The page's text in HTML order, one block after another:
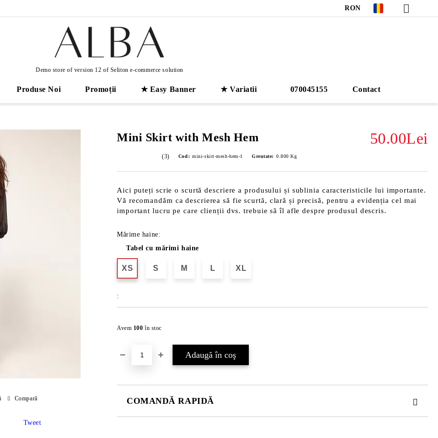
RON
Demo store of version 12 of Seliton e-commerce solution
Produse Noi Promoții ★ Easy Banner ★ Variatii 070045155 Contact
Mini Skirt with Mesh Hem 50.00Lei
(3) Cod: mini-skirt-mesh-hem-1 Greutate: 0.800 Kg
Aici puteți scrie o scurtă descriere a produsului și sublinia caracteristicile lui importante.
Vă recomandăm ca descrierea să fie scurtă, clară și precisă, pentru a evidenția cel mai
important lucru pe care clienții dvs. trebuie să îl afle despre produsul descris.
Mărime haine:
Tabel cu mărimi haine
XS S M L XL
:
Avem 100în stoc
COMANDĂ RAPIDĂ
Compară
Tweet